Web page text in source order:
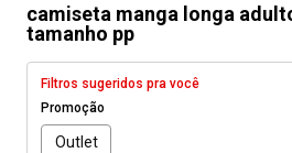
camiseta manga longa
tamanho pp
Filtros sugeridos pra você
Promoção
Outlet